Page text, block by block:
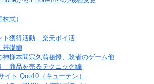
式）
ト獲得活動 楽天ポイ活
基礎編
様本間宗久翁秘録、敗者のゲーム他
商品を売るテクニック編
ト Qoo10（キューテン）